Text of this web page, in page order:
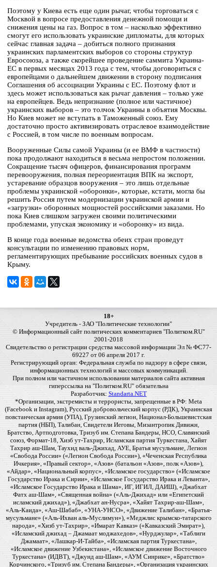
Поэтому у Киева есть еще один рычаг, чтобы торговаться с
Москвой в вопросе предоставления денежной помощи и
снижения цены на газ. Вопрос в том – насколько эффективно
смогут его использовать украинские дипломаты, для которых
сейчас главная задача – добиться полного признания
украинских парламентских выборов со стороны структур
Евросоюза, а также скорейшее проведение саммита Украина-
ЕС в первых месяцах 2013 года с тем, чтобы договориться с
европейцами о дальнейшем движении в сторону подписания
Соглашения об ассоциации Украины с ЕС. Поэтому флот и
здесь может использоваться как рычаг давления – только уже
на европейцев. Ведь непризнание (полное или частичное)
украинских выборов – это толчок Украины в объятия Москвы.
Но Киев может не вступать в Таможенный союз. Ему
достаточно просто активизировать отраслевое взаимодействие
с Россией, в том числе по военным вопросам.
Вооруженные Силы самой Украины (и ее ВМФ в частности)
пока продолжают находиться в весьма непростом положении.
Сокращение тысяч офицеров, финансирования программ
перевооружения, полная переориентация ВПК на экспорт,
устаревание образцов вооружения – это лишь отдельные
проблемы украинской «оборонки», которые, кстати, могла бы
решить Россия путем модернизации украинской армии и
«загрузки» оборонных мощностей российскими заказами. Но
пока Киев слишком загружен своими политическими
проблемами, упуская экономику и «оборонку» из вида.
В конце года военные ведомства обеих стран проведут
консультации по изменению правовых норм,
регламентирующих пребывание российских военных судов в
Крыму.
18+
Учредитель - ЗАО "Политические технологии"
© Информационный сайт политических комментариев "Политком.RU"
2001-2018
Свидетельство о регистрации средства массовой информации Эл № ФС77-
69227 от 06 апреля 2017 г.
Регистрирующий орган: Федеральная служба по надзору в сфере связи,
информационных технологий и массовых коммуникаций.
При полном или частичном использовании материалов сайта активная
гиперссылка на "Политком.RU" обязательна
Разработчик: Standarta.NET
*Организации, экстремисты и террористы, запрещенные в РФ: Meta
(Facebook и Instagram), Русский добровольческий корпус (РДК), Украинская
повстанческая армия (УПА), Грузинский легион, Национал-Большевистская
партия (НБП), Талибан, Свидетели Иеговы, Мизантропик Дивижн,
Братство, Артподготовка, Тризуб им. Степана Бандеры, НСО, Славянский
союз, Формат-18, Хизб ут-Тахрир, Исламская партия Туркестана, Хайят
Тахрир аш-Шам, Таухид валь-Джихад, АУЕ, Братья мусульмане, Легион
«Свобода России» («Легион Свобода России»), «Чеченская Республика
Ичкерия», «Правый сектор», «Азов» (батальон «Азов», полк «Азов»),
«Айдар», «Национальный корпус», «Исламское государство» («Исламское
Государство Ирака и Сирии», «Исламское Государство Ирака и Леванта»,
«Исламское Государство Ирака и Шама», ИГ, ИГИЛ, ДАИШ), «Джабхат
Фатх аш-Шам», «Священная война» («Аль-Джихад» или «Египетский
исламский джихад»), «Джабхат ан-Нусра», «Хайят Тахрир-аш-Шам»,
«Аль-Каида», «Аш-Шабаб», «УНА-УНСО», «Движение Талибан», «Братья-
мусульмане» («Аль-Ихван аль-Муслимун»), «Меджлис крымско-татарского
народа», «Хизб ут-Тахрир», «Имарат Кавказ» («Кавказский Эмират»),
«Исламский джихад – Джамаат моджахедов», «Нурджулар», «Таблиги
Джамаат», «Лашкар-И-Тайба», «Исламская партия Туркестана»,
«Исламское движение Узбекистана», «Исламское движение Восточного
Туркестана» (ИДВТ), «Джунд аш-Шам», «АУМ Синрике», «Братство»
Корчинского, «Тризуб им. Степана Бандеры», «Организация украинских